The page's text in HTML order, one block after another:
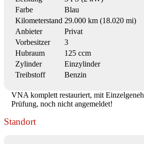
Farbe
Blau
Kilometerstand 29.000 km (18.020 mi)
Anbieter
Privat
Vorbesitzer
3
Hubraum
125 ccm
Zylinder
Einzylinder
Treibstoff
Benzin
VNA komplett restauriert, mit
Prüfung, noch nicht angemeldet!
Standort